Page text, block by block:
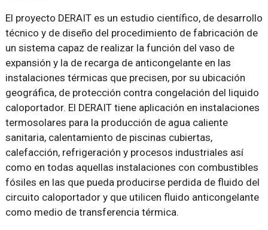
El proyecto DERAIT es un estudio científico, de desarrollo
técnico y de diseño del procedimiento de fabricación de
un sistema capaz de realizar la función del vaso de
expansión y la de recarga de anticongelante en las
instalaciones térmicas que precisen, por su ubicación
geográfica, de protección contra congelación del liquido
caloportador. El DERAIT tiene aplicación en instalaciones
termosolares para la producción de agua caliente
sanitaria, calentamiento de piscinas cubiertas,
calefacción, refrigeración y procesos industriales así
como en todas aquellas instalaciones con combustibles
fósiles en las que pueda producirse perdida de fluido del
circuito caloportador y que utilicen fluido anticongelante
como medio de transferencia térmica.